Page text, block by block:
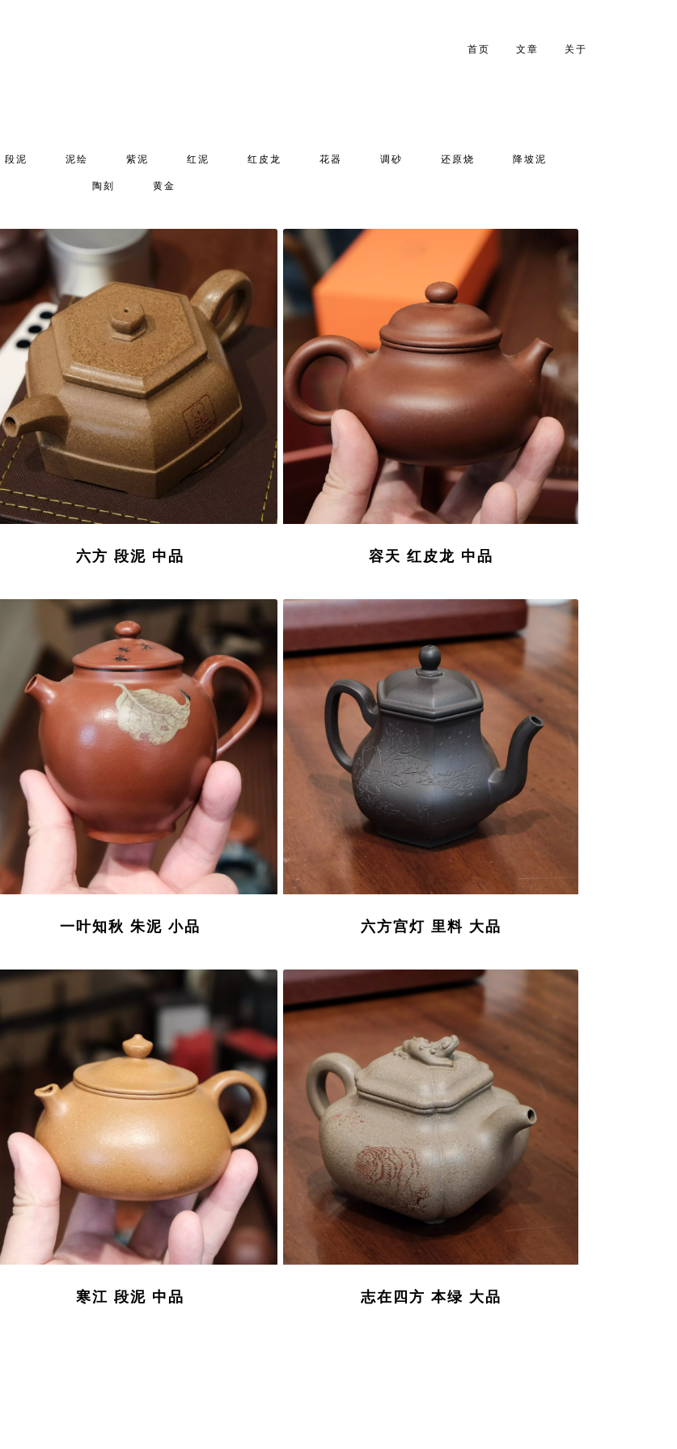
首页 文章 关于
段泥 泥绘 紫泥 红泥 红皮龙 花器 调砂 还原烧 降坡泥
陶刻 黄金
六方 段泥 中品 容天 红皮龙 中品
一叶知秋 朱泥 小品 六方宫灯 里料 大品
寒江 段泥 中品 志在四方 本绿 大品